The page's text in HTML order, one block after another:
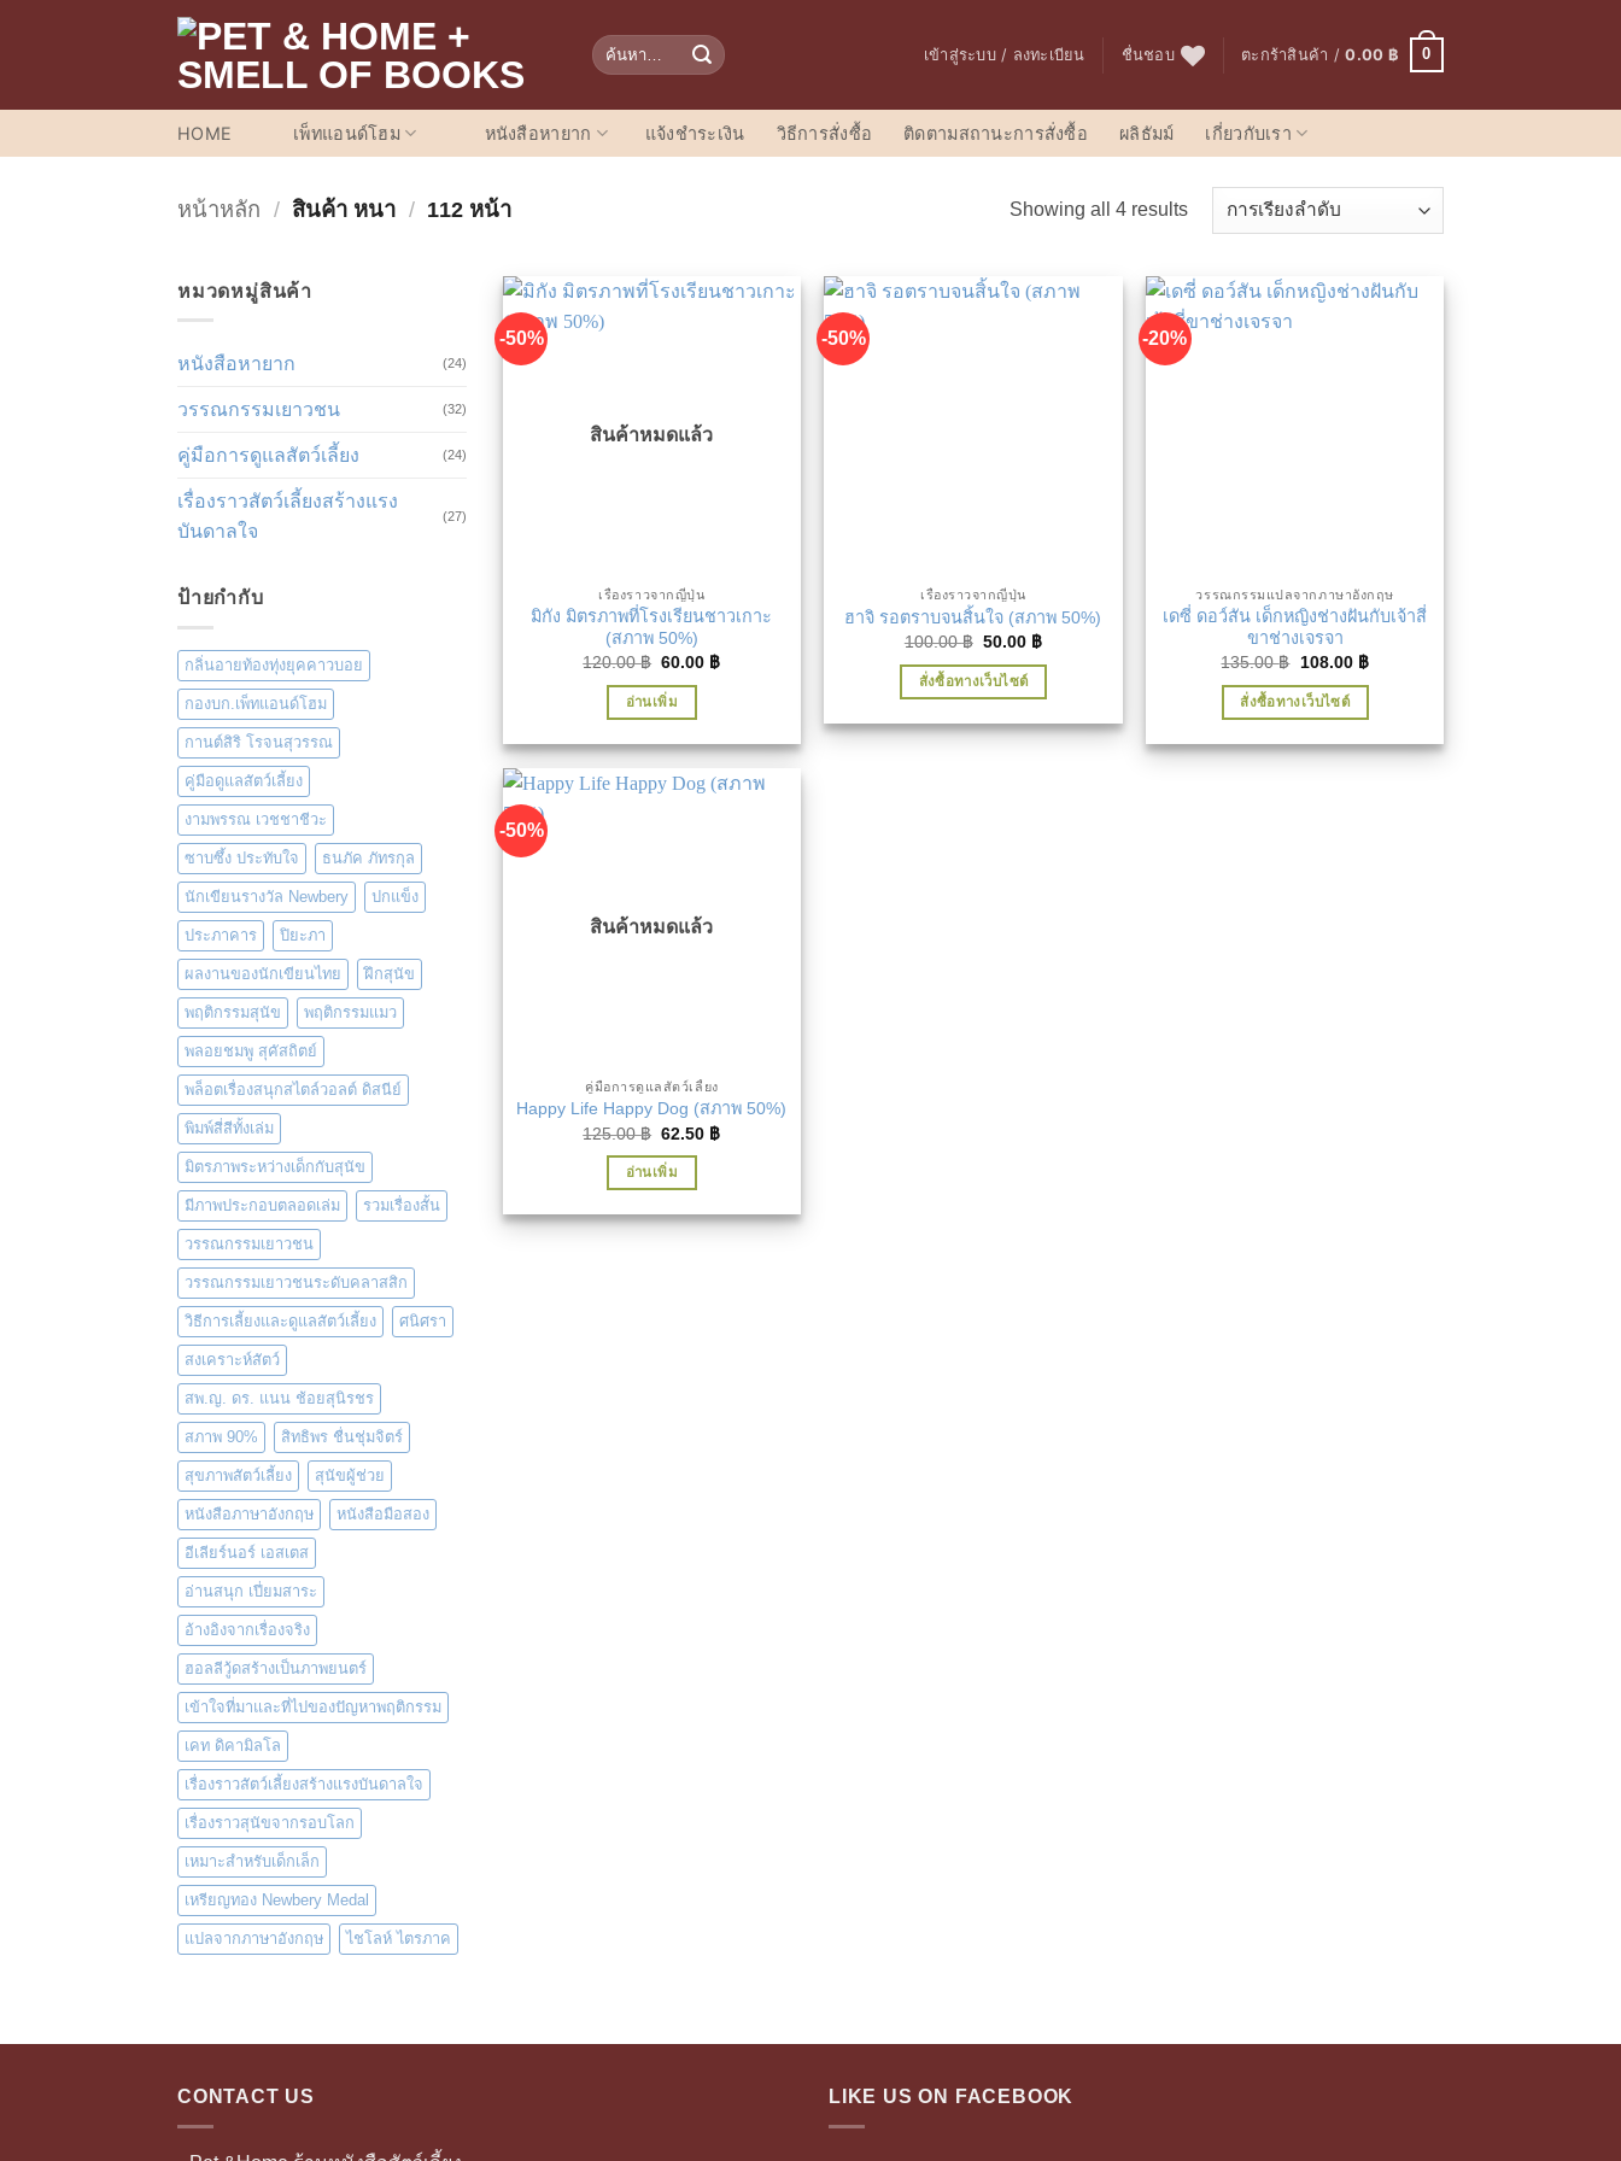
ค้นหา:
เข้าสู่ระบบ / ลงทะเบียน ชื่นชอบ ตะกร้าสินค้า /0.00 ฿ 0
HOME เพ็ทแอนด์โฮม หนังสือหายาก แจ้งชำระเงิน วิธีการสั่งซื้อ ติดตามสถานะการสั่งซื้อ ผลิธัมม์ เกี่ยวกับเรา
หน้าหลัก / สินค้า หนา / 112 หน้า Showing all 4 results
หมวดหมู่สินค้า
หนังสือหายาก (24)
วรรณกรรมเยาวชน (32)
คู่มือการดูแลสัตว์เลี้ยง (24)
เรื่องราวสัตว์เลี้ยงสร้างแรง
บันดาลใจ
(27)
ป้ายกำกับ
กลิ่นอายท้องทุ่งยุคคาวบอย
กองบก.เพ็ทแอนด์โฮม
กานต์สิริ โรจนสุวรรณ
คู่มือดูแลสัตว์เลี้ยง
งามพรรณ เวชชาชีวะ
ซาบซึ้ง ประทับใจ ธนภัค ภัทรกุล
นักเขียนรางวัล Newbery ปกแข็ง
ประภาคาร ปิยะภา
ผลงานของนักเขียนไทย ฝึกสุนัข
พฤติกรรมสุนัข พฤติกรรมแมว
พลอยชมพู สุคัสถิตย์
พล็อตเรื่องสนุกสไตล์วอลต์ ดิสนีย์
พิมพ์สี่สีทั้งเล่ม
มิตรภาพระหว่างเด็กกับสุนัข
มีภาพประกอบตลอดเล่ม รวมเรื่องสั้น
วรรณกรรมเยาวชน
วรรณกรรมเยาวชนระดับคลาสสิก
วิธีการเลี้ยงและดูแลสัตว์เลี้ยง ศนิศรา
สงเคราะห์สัตว์
สพ.ญ. ดร. แนน ช้อยสุนิรชร
สภาพ 90% สิทธิพร ชื่นชุ่มจิตร์
สุขภาพสัตว์เลี้ยง สุนัขผู้ช่วย
หนังสือภาษาอังกฤษ หนังสือมือสอง
อีเลียร์นอร์ เอสเตส
อ่านสนุก เปี่ยมสาระ
อ้างอิงจากเรื่องจริง
ฮอลลีวู้ดสร้างเป็นภาพยนตร์
เข้าใจที่มาและที่ไปของปัญหาพฤติกรรม
เคท ดิคามิลโล
เรื่องราวสัตว์เลี้ยงสร้างแรงบันดาลใจ
เรื่องราวสุนัขจากรอบโลก
เหมาะสำหรับเด็กเล็ก
เหรียญทอง Newbery Medal
แปลจากภาษาอังกฤษ ไชโลห์ ไตรภาค
-50%
สินค้าหมดแล้ว
เรื่องราวจากญี่ปุ่น
มิกัง มิตรภาพที่โรงเรียนชาวเกาะ
(สภาพ 50%)
120.00฿ Original
was:
120.00 ฿.
60.00 ฿Current
อ่านเพิ่ม
-50%
เรื่องราวจากญี่ปุ่น
ฮาจิ รอตราบจนสิ้นใจ (สภาพ 50%)
100.00฿ Original
was:
100.00 ฿.
50.00 ฿Current
สั่งซื้อทางเว็บไซต์
-20%
วรรณกรรมแปลจากภาษาอังกฤษ
เดซี่ ดอว์สัน เด็กหญิงช่างฝันกับเจ้าสี่
ขาช่างเจรจา
135.00฿ Original
was:
135.00 ฿.
108.00 ฿Current
สั่งซื้อทางเว็บไซต์
-50%
สินค้าหมดแล้ว
คู่มือการดูแลสัตว์เลี้ยง
Happy Life Happy Dog (สภาพ 50%)
125.00฿ Original
was:
125.00 ฿.
62.50 ฿Current
อ่านเพิ่ม
CONTACT US LIKE US ON FACEBOOK